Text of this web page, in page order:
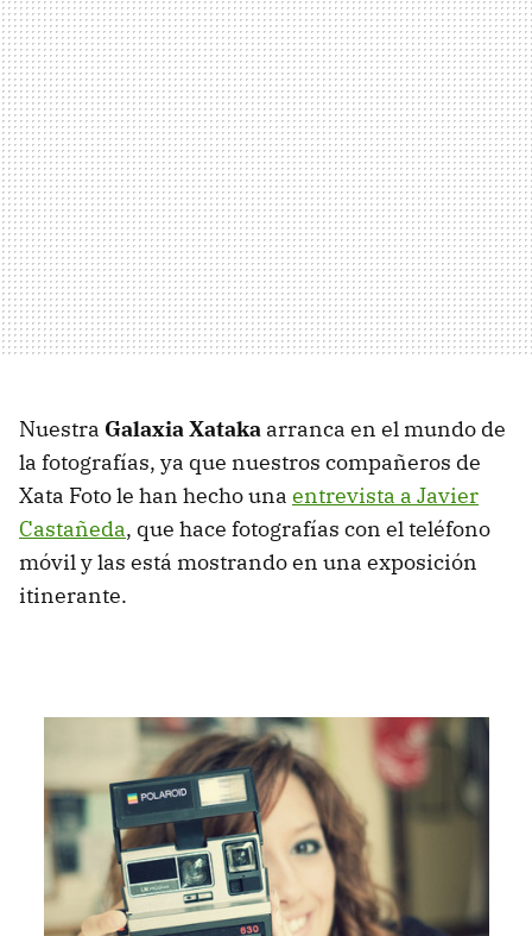
Nuestra Galaxia Xataka arranca en el mundo de
la fotografías, ya que nuestros compañeros de
Xata Foto le han hecho una entrevista a Javier
Castañeda, que hace fotografías con el teléfono
móvil y las está mostrando en una exposición
itinerante.